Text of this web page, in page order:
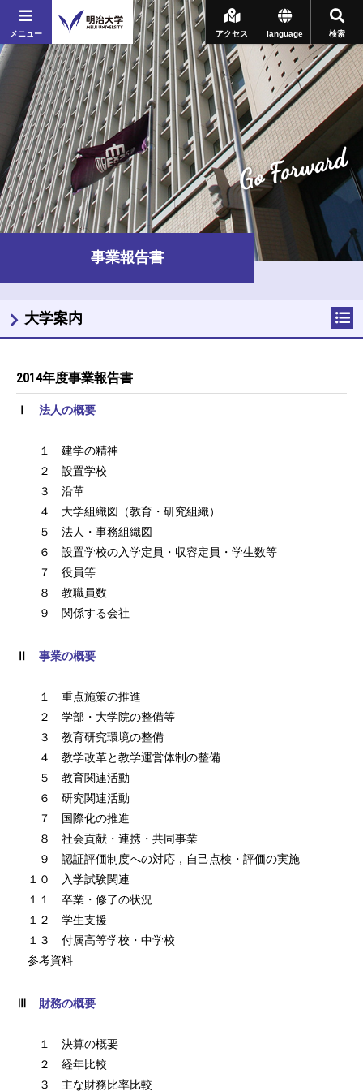
メニュー 検索
language
アクセス
Go Forward
事業報告書
2014年度事業報告書
Ⅰ 法人の概要
１ 建学の精神
２ 設置学校
３ 沿革
４ 大学組織図（教育・研究組織）
５ 法人・事務組織図
６ 設置学校の入学定員・収容定員・学生数等
７ 役員等
８ 教職員数
９ 関係する会社
Ⅱ 事業の概要
１ 重点施策の推進
２ 学部・大学院の整備等
３ 教育研究環境の整備
４ 教学改革と教学運営体制の整備
５ 教育関連活動
６ 研究関連活動
７ 国際化の推進
８ 社会貢献・連携・共同事業
９ 認証評価制度への対応，自己点検・評価の実施
１０ 入学試験関連
１１ 卒業・修了の状況
１２ 学生支援
１３ 付属高等学校・中学校
参考資料
Ⅲ 財務の概要
１ 決算の概要
２ 経年比較
３ 主な財務比率比較
大学案内